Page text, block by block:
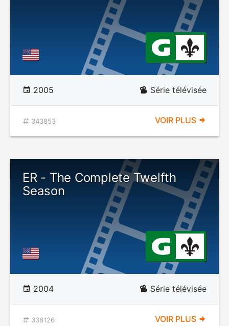
2005 Série télévisée
343853 VOIR PLUS
ER - The Complete Twelfth
Season
2004 Série télévisée
338126 VOIR PLUS